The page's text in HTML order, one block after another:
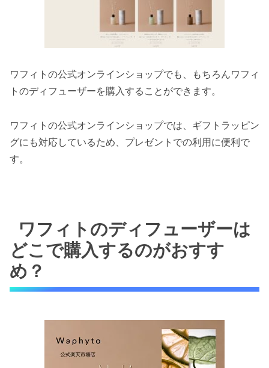
ワフィトの公式オンラインショップでも、もちろんワフィ
トのディフューザーを購入することができます。
ワフィトの公式オンラインショップでは、ギフトラッピン
グにも対応しているため、プレゼントでの利用に便利で
す。
ワフィトのディフューザーは
どこで購入するのがおすす
め？